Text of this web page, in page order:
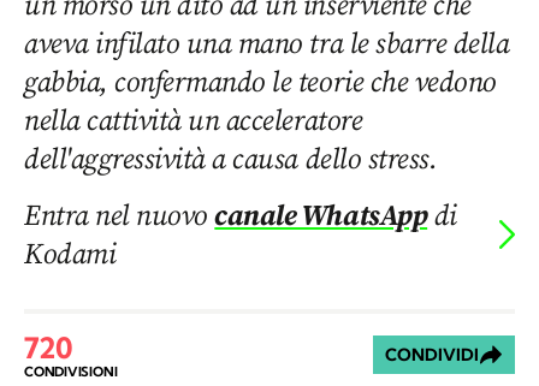
aveva infilato una mano tra le sbarre della
gabbia, confermando le teorie che vedono
nella cattività un acceleratore
dell'aggressività a causa dello stress.
Entra nel nuovocanale WhatsAppdi
Kodami
720
CONDIVISIONI
CONDIVIDI